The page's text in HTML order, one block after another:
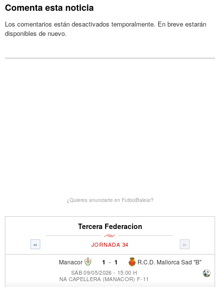
Comenta esta noticia
Los comentarios están desactivados temporalmente. En breve estarán
disponibles de nuevo.
¿Quieres anunciarte en FutbolBalear?
Tercera Federacion
« »
JORNADA 34
Manacor 1 - R.C.D. Mallorca Sad "B"
1
SÁB 09/05/2026 - 15:00 H
NA CAPELLERA (MANACOR) F-11